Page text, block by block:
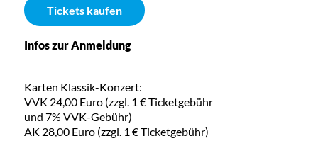
Tickets kaufen
Infos zur Anmeldung
Karten Klassik-Konzert:
VVK 24,00 Euro (zzgl. 1 € Ticketgebühr
und 7% VVK-Gebühr)
AK 28,00 Euro (zzgl. 1 € Ticketgebühr)